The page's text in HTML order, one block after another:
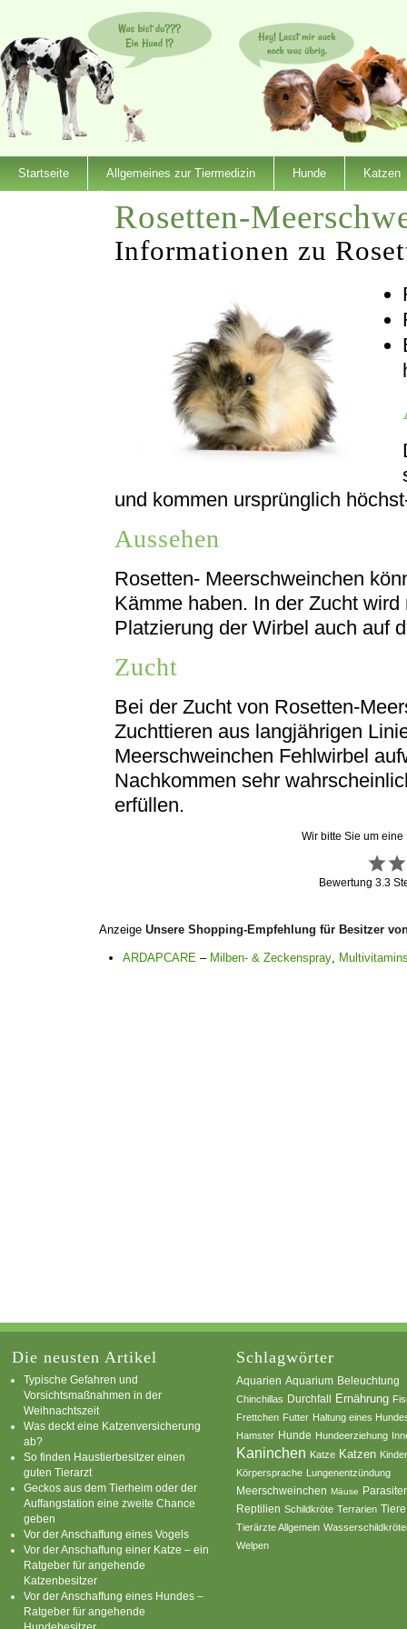
Startseite Allgemeines zur Tiermedizin Hunde Katzen
Rosetten-
Informationen zu
und kommen ursprünglich
Aussehen
Rosetten- Meerschweinchen
Kämme haben. In der Zucht
Platzierung der Wirbel auch auf
Zucht
Bei der Zucht von Rosetten-
Zuchttieren aus langjährigen
Meerschweinchen Fehlwirbel
Nachkommen sehr
erfüllen.
Wir bitte Sie um
Bewertung3.3
AnzeigeUnsere Shopping-Empfehlung für Besitzer
ARDAPCARE – Milben- & Zeckenspray
Die neusten Artikel
Typische Gefahren und
Vorsichtsmaßnahmen in der
Weihnachtszeit
Was deckt eine Katzenversicherung
ab?
So finden Haustierbesitzer einen
guten Tierarzt
Geckos aus dem Tierheim oder der
Auffangstation eine zweite Chance
geben
Vor der Anschaffung eines Vogels
Vor der Anschaffung einer Katze – ein
Ratgeber für angehende
Katzenbesitzer
Vor der Anschaffung eines Hundes –
Ratgeber für angehende
Hundebesitzer
Schlagwörter
Aquarien Aquarium Beleuchtung
Chinchillas Durchfall Ernährung
Frettchen Futter Haltung eines
Hamster Hunde Hundeerziehung
Kaninchen Katze Katzen
Körpersprache Lungenentzündung
Meerschweinchen Mäuse
Reptilien Schildkröte Terrarien Tiere
Tierärzte Allgemein
Welpen